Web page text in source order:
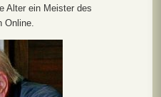
Alter ein Meister des
Online.